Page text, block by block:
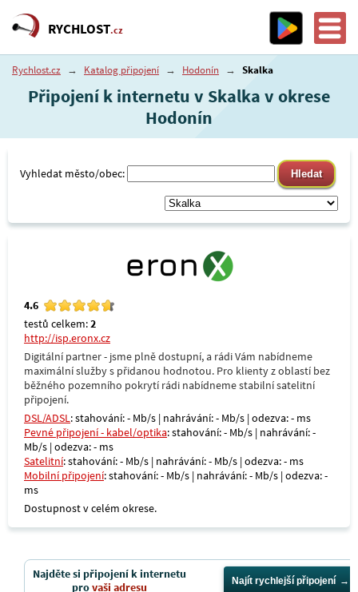
RYCHLOST.cz
Rychlost.cz → Katalog připojení → Hodonín → Skalka
Připojení k internetu v Skalka v okrese
Hodonín
Vyhledat město/obec:
4.6
testů celkem:2
http://isp.eronx.cz
Digitální partner - jsme plně dostupní, a rádi Vám nabídneme
maximální služby s přidanou hodnotou. Pro klienty z oblastí bez
běžného pozemního pokrytí rádi nabídneme stabilní satelitní
připojení.
DSL/ADSL: stahování: - Mb/s | nahrávání: - Mb/s | odezva: - ms
Pevné připojení - kabel/optika: stahování: - Mb/s | nahrávání: -
Mb/s | odezva: - ms
Satelitní: stahování: - Mb/s | nahrávání: - Mb/s | odezva: - ms
Mobilní připojení: stahování: - Mb/s | nahrávání: - Mb/s | odezva: -
ms
Dostupnost v celém okrese.
Najděte si připojení k internetu
provaši adresu Najít rychlejší připojení